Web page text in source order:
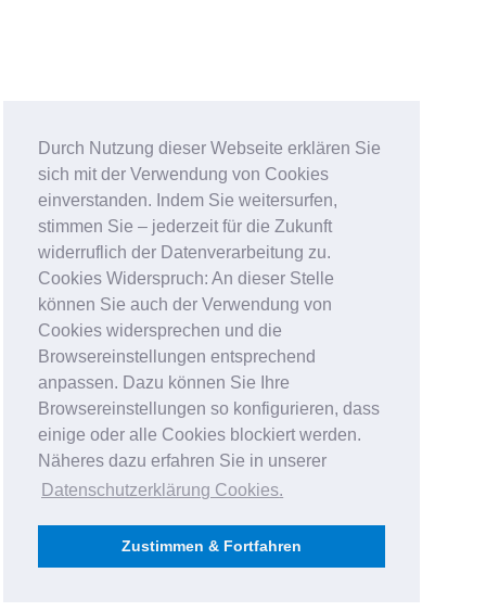
Durch Nutzung dieser Webseite erklären Sie
sich mit der Verwendung von Cookies
einverstanden. Indem Sie weitersurfen,
stimmen Sie – jederzeit für die Zukunft
widerruflich der Datenverarbeitung zu.
Cookies Widerspruch: An dieser Stelle
können Sie auch der Verwendung von
Cookies widersprechen und die
Browsereinstellungen entsprechend
anpassen. Dazu können Sie Ihre
Browsereinstellungen so konfigurieren, dass
einige oder alle Cookies blockiert werden.
Näheres dazu erfahren Sie in unserer
Datenschutzerklärung Cookies.
Zustimmen & Fortfahren